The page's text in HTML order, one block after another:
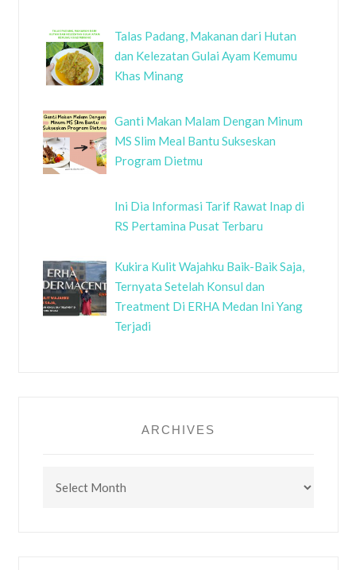
Talas Padang, Makanan dari Hutan
dan Kelezatan Gulai Ayam Kemumu
Khas Minang
Ganti Makan Malam Dengan Minum
MS Slim Meal Bantu Sukseskan
Program Dietmu
Ini Dia Informasi Tarif Rawat Inap di
RS Pertamina Pusat Terbaru
Kukira Kulit Wajahku Baik-Baik Saja,
Ternyata Setelah Konsul dan
Treatment Di ERHA Medan Ini Yang
Terjadi
ARCHIVES